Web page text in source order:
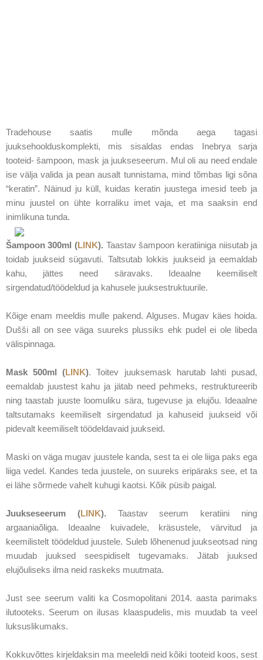
Tradehouse saatis mulle mõnda aega tagasi
juuksehoolduskomplekti, mis sisaldas endas Inebrya sarja
tooteid- šampoon, mask ja juukseseerum. Mul oli au need endale
ise välja valida ja pean ausalt tunnistama, mind tõmbas ligi sõna
“keratin”. Näinud ju küll, kuidas keratin juustega imesid teeb ja
minu juustel on ühte korraliku imet vaja, et ma saaksin end
inimlikuna tunda.
Šampoon 300ml (LINK). Taastav šampoon keratiiniga niisutab ja
toidab juukseid sügavuti. Taltsutab lokkis juukseid ja eemaldab
kahu, jättes need säravaks. Ideaalne keemiliselt
sirgendatud/töödeldud ja kahusele juuksestruktuurile.
Kõige enam meeldis mulle pakend. Alguses. Mugav käes hoida.
Dušši all on see väga suureks plussiks ehk pudel ei ole libeda
välispinnaga.
Mask 500ml (LINK).Toitev juuksemask harutab lahti pusad,
eemaldab juustest kahu ja jätab need pehmeks, restruktureerib
ning taastab juuste loomuliku sära, tugevuse ja elujõu. Ideaalne
taltsutamaks keemiliselt sirgendatud ja kahuseid juukseid või
pidevalt keemiliselt töödeldavaid juukseid.
Maski on väga mugav juustele kanda, sest ta ei ole liiga paks ega
liiga vedel. Kandes teda juustele, on suureks eripäraks see, et ta
ei lähe sõrmede vahelt kuhugi kaotsi. Kõik püsib paigal.
Juukseseerum (LINK). Taastav seerum keratiini ning
argaaniaõliga. Ideaalne kuivadele, kräsustele, värvitud ja
keemilistelt töödeldud juustele. Suleb lõhenenud juukseotsad ning
muudab juuksed seespidiselt tugevamaks. Jätab juuksed
elujõuliseks ilma neid raskeks muutmata.
Just see seerum valiti ka Cosmopolitani 2014. aasta parimaks
ilutooteks. Seerum on ilusas klaaspudelis, mis muudab ta veel
luksuslikumaks.
Kokkuvõttes kirjeldaksin ma meeleldi neid kõiki tooteid koos, sest